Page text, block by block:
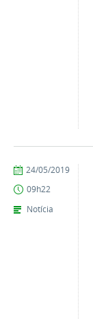
publicado
24/05/2019
09h22
Notícia